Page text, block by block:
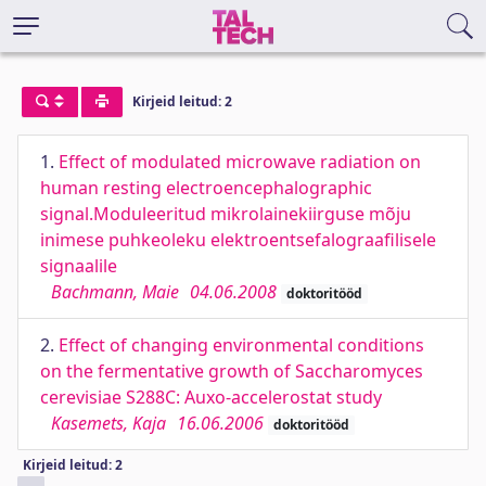
Kirjeid leitud: 2
1. Effect of modulated microwave radiation on
human resting electroencephalographic
signal.Moduleeritud mikrolainekiirguse mõju
inimese puhkeoleku elektroentsefalograafilisele
signaalile
Bachmann, Maie 04.06.2008 doktoritööd
2. Effect of changing environmental conditions
on the fermentative growth of Saccharomyces
cerevisiae S288C: Auxo-accelerostat study
Kasemets, Kaja 16.06.2006 doktoritööd
Kirjeid leitud: 2